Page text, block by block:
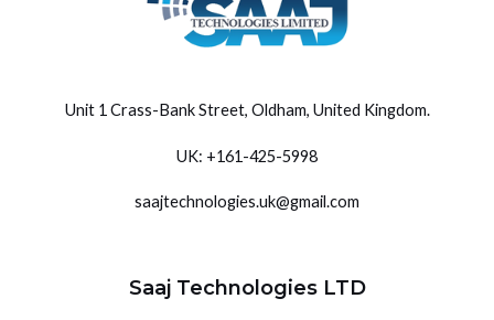
Unit 1 Crass-Bank Street, Oldham, United Kingdom.
UK: +161-425-5998
saajtechnologies.uk@gmail.com
Saaj Technologies LTD